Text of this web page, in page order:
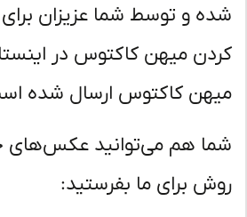
و توسط شما عزیزان برای ما
میهن کاکتوس در
کاکتوس ارسال شده است.
هم می‌توانید عکس‌های
برای ما بفرستید: